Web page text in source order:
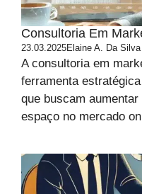
Consultoria Em
23.03.2025Elaine A. Da Silva
A consultoria em
ferramenta
que buscam
espaço no mercado